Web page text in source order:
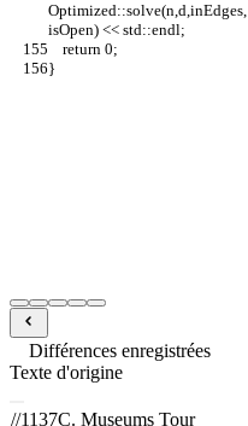
Optimized::solve(n,d,inEdges,
isOpen) << std::endl;
    return 0;
}
Différences enregistrées
Texte d'origine